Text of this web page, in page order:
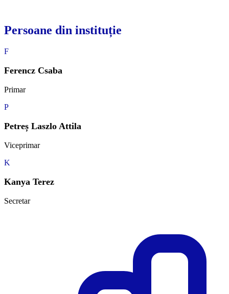
Persoane din instituție
F
Ferencz Csaba
Primar
P
Petreș Laszlo Attila
Viceprimar
K
Kanya Terez
Secretar